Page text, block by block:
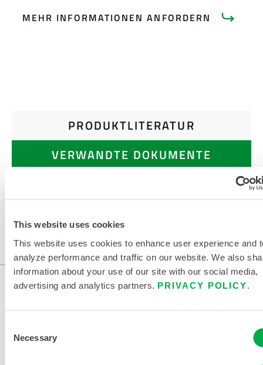
This website uses cookies
This website uses cookies to enhance user experience and
analyze performance and traffic on our website. We also
information about your use of our site with our social media,
advertising and analytics partners. PRIVACY POLICY
Selection
Necessary
MEHR INFORMATIONEN ANFORDERN
PRODUKTLITERATUR
VERWANDTE DOKUMENTE
Verfügbar in diesen Verkaufsregionen: CHINA, ASIEN.
This content is restricted in your region